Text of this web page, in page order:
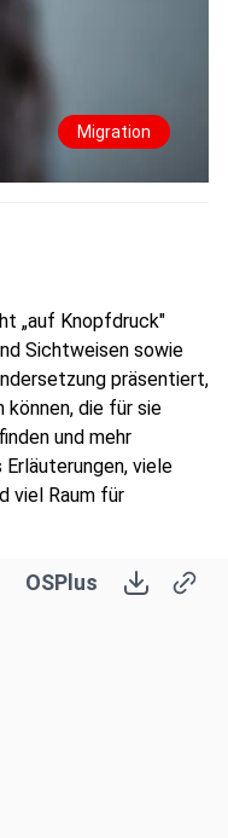
Migration
„auf Knopfdruck"
Sichtweisen sowie
präsentiert,
können, die für sie
und mehr
viele
viel Raum für
OSPlus